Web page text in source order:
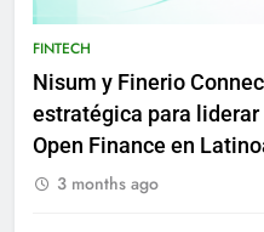
FINTECH
Nisum y Finerio
estratégica para
Open Finance en
3 months ago